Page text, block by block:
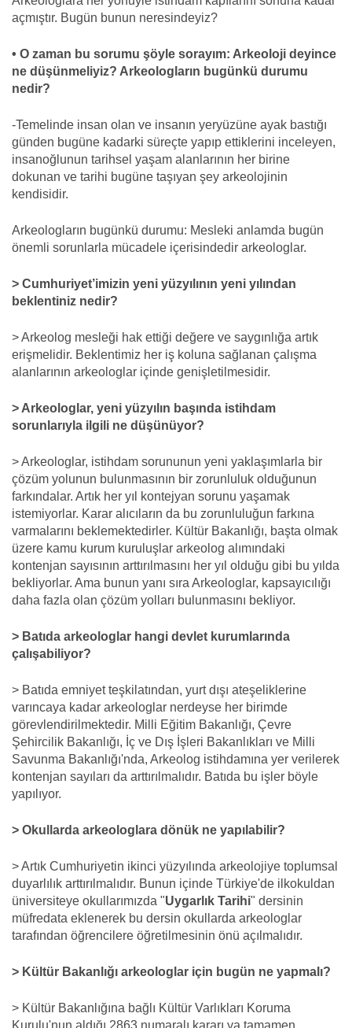
açmıştır. Bugün bunun neresindeyiz?
• O zaman bu sorumu şöyle sorayım: Arkeoloji deyince
ne düşünmeliyiz? Arkeologların bugünkü durumu
nedir?
-Temelinde insan olan ve insanın yeryüzüne ayak bastığı
günden bugüne kadarki süreçte yapıp ettiklerini inceleyen,
insanoğlunun tarihsel yaşam alanlarının her birine
dokunan ve tarihi bugüne taşıyan şey arkeolojinin
kendisidir.
Arkeologların bugünkü durumu: Mesleki anlamda bugün
önemli sorunlarla mücadele içerisindedir arkeologlar.
> Cumhuriyet’imizin yeni yüzyılının yeni yılından
beklentiniz nedir?
> Arkeolog mesleği hak ettiği değere ve saygınlığa artık
erişmelidir. Beklentimiz her iş koluna sağlanan çalışma
alanlarının arkeologlar içinde genişletilmesidir.
> Arkeologlar, yeni yüzyılın başında istihdam
sorunlarıyla ilgili ne düşünüyor?
> Arkeologlar, istihdam sorununun yeni yaklaşımlarla bir
çözüm yolunun bulunmasının bir zorunluluk olduğunun
farkındalar. Artık her yıl kontejyan sorunu yaşamak
istemiyorlar. Karar alıcıların da bu zorunluluğun farkına
varmalarını beklemektedirler. Kültür Bakanlığı, başta olmak
üzere kamu kurum kuruluşlar arkeolog alımındaki
kontenjan sayısının arttırılmasını her yıl olduğu gibi bu yılda
bekliyorlar. Ama bunun yanı sıra Arkeologlar, kapsayıcılığı
daha fazla olan çözüm yolları bulunmasını bekliyor.
> Batıda arkeologlar hangi devlet kurumlarında
çalışabiliyor?
> Batıda emniyet teşkilatından, yurt dışı ateşeliklerine
varıncaya kadar arkeologlar nerdeyse her birimde
görevlendirilmektedir. Milli Eğitim Bakanlığı, Çevre
Şehircilik Bakanlığı, İç ve Dış İşleri Bakanlıkları ve Milli
Savunma Bakanlığı'nda, Arkeolog istihdamına yer verilerek
kontenjan sayıları da arttırılmalıdır. Batıda bu işler böyle
yapılıyor.
> Okullarda arkeologlara dönük ne yapılabilir?
> Artık Cumhuriyetin ikinci yüzyılında arkeolojiye toplumsal
duyarlılık arttırılmalıdır. Bunun içinde Türkiye'de ilkokuldan
üniversiteye okullarımızda "Uygarlık Tarihi" dersinin
müfredata eklenerek bu dersin okullarda arkeologlar
tarafından öğrencilere öğretilmesinin önü açılmalıdır.
> Kültür Bakanlığı arkeologlar için bugün ne yapmalı?
> Kültür Bakanlığına bağlı Kültür Varlıkları Koruma